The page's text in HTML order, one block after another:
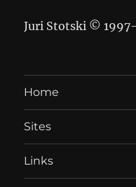
Juri Stotski ©
Home
Sites
Links